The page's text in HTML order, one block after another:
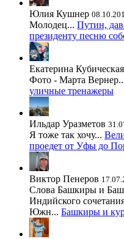
Юлия Кушнер
Молодец... Путин,
президенту песню
Екатерина Кубическая
Фото - Марта
уличные тренажеры
Ильдар Уразметов
Я тоже так хочу...
проедет от Уфы до
Виктор Пенеров
Слова Башкиры и
Индийского
Южн... Башкиры и